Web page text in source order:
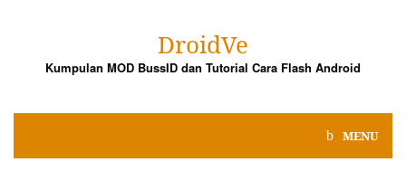
DroidVe
Kumpulan MOD BussID dan Tutorial Cara Flash Android
MENU